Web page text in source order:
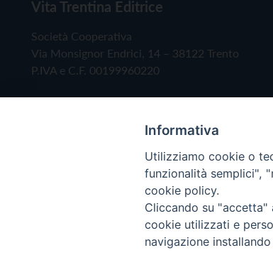
Vita Trentina Editrice
Società Cooperativa
Via Monsignor Endrici, 14 – 38122 Trento
P.IVA e C.F. 00199960220
Copyright © 2019 - Tutti i diritti
Informativa
Utilizziamo cookie o
funzionalità semplici",
cookie policy.
Cliccando su "accetta"
cookie utilizzati e
navigazione